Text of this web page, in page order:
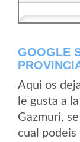
GOOGLE
Aqui os
le gusta a
Gazmuri,
cual podeis